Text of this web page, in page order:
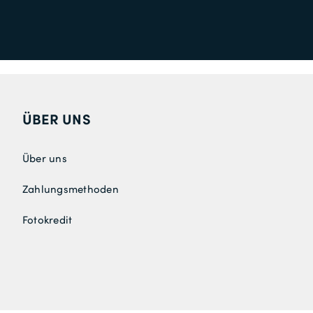
ÜBER UNS
Über uns
Zahlungsmethoden
Fotokredit